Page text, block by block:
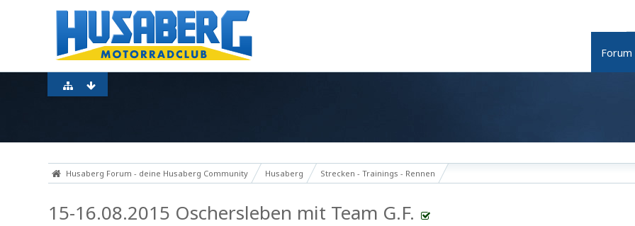
Forum
Husaberg Forum - deine Husaberg Community Husaberg Strecken - Trainings - Rennen
15-16.08.2015 Oschersleben mit Team G.F.